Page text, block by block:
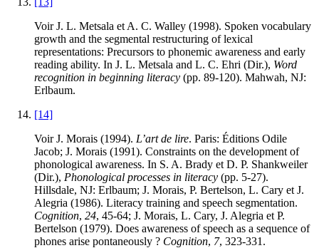
Voir J. L. Metsala et A. C. Walley (1998). Spoken vocabulary
growth and the segmental restructuring of lexical
representations: Precursors to phonemic awareness and early
reading ability. In J. L. Metsala and L. C. Ehri (Dir.), Word
recognition in beginning literacy (pp. 89-120). Mahwah, NJ:
Erlbaum.
[14]
Voir J. Morais (1994). L’art de lire. Paris: Éditions Odile
Jacob; J. Morais (1991). Constraints on the development of
phonological awareness. In S. A. Brady et D. P. Shankweiler
(Dir.), Phonological processes in literacy (pp. 5-27).
Hillsdale, NJ: Erlbaum; J. Morais, P. Bertelson, L. Cary et J.
Alegria (1986). Literacy training and speech segmentation.
Cognition, 24, 45-64; J. Morais, L. Cary, J. Alegria et P.
Bertelson (1979). Does awareness of speech as a sequence of
phones arise pontaneously ? Cognition, 7, 323-331.